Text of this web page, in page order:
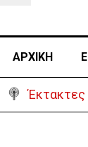
ΑΡΧΙΚΗ
Έκτακτες